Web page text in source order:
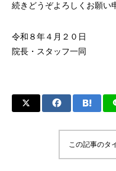
続きどうぞよろしくお願い
令和８年４月２０日
院長・スタッフ一同
この記事のタ